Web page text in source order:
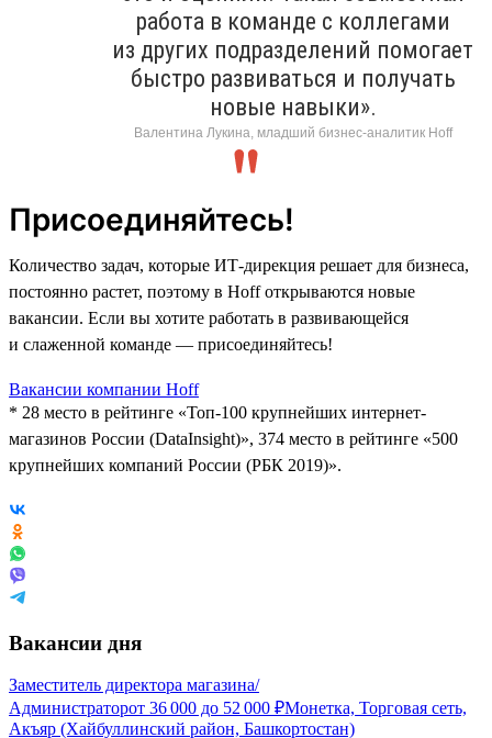
работа в команде с коллегами
из других подразделений помогает
быстро развиваться и получать
новые навыки».
Валентина Лукина, младший бизнес-аналитик Hoff
Присоединяйтесь!
Количество задач, которые ИТ-дирекция решает для бизнеса,
постоянно растет, поэтому в Hoff открываются новые
вакансии. Если вы хотите работать в развивающейся
и слаженной команде — присоединяйтесь!
Вакансии компании Hoff
* 28 место в рейтинге «Топ-100 крупнейших интернет-
магазинов России (DataInsight)», 374 место в рейтинге «500
крупнейших компаний России (РБК 2019)».
Вакансии дня
Заместитель директора магазина/
Администраторот 36 000 до 52 000 ₽Монетка, Торговая сеть,
Акъяр (Хайбуллинский район, Башкортостан)